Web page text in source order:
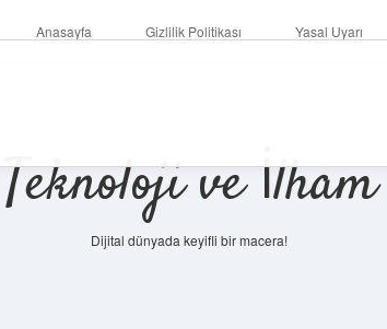
Anasayfa Gizlilik Politikası Yasal Uyarı
Teknoloji ve İlham
Dijital dünyada keyifli bir macera!